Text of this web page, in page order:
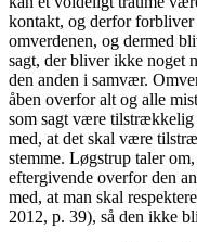
kontakt, og derfor
omverdenen, og dermed
sagt, der bliver ikke noget
den anden i samvær.
åben overfor alt og alle
som sagt være
med, at det skal være
stemme. Løgstrup taler
eftergivende overfor den
med, at man skal
2012, p. 39), så den ikke